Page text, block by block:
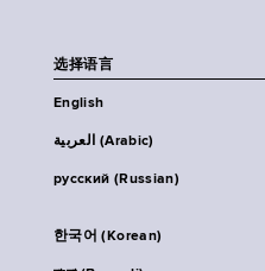
选择语言
English
العربية (Arabic)
русский (Russian)
한국어 (Korean)